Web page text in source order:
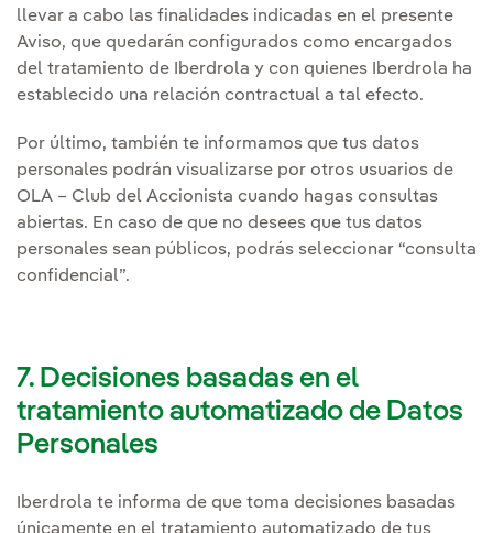
llevar a cabo las finalidades indicadas en el presente
Aviso, que quedarán configurados como encargados
del tratamiento de Iberdrola y con quienes Iberdrola ha
establecido una relación contractual a tal efecto.
Por último, también te informamos que tus datos
personales podrán visualizarse por otros usuarios de
OLA – Club del Accionista cuando hagas consultas
abiertas. En caso de que no desees que tus datos
personales sean públicos, podrás seleccionar “consulta
confidencial”.
7. Decisiones basadas en el
tratamiento automatizado de Datos
Personales
Iberdrola te informa de que toma decisiones basadas